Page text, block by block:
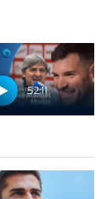
52:11